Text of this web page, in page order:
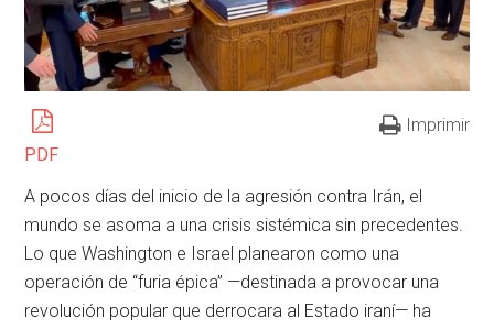
PDF
Imprimir
A pocos días del inicio de la agresión contra Irán, el
mundo se asoma a una crisis sistémica sin precedentes.
Lo que Washington e Israel planearon como una
operación de “furia épica” —destinada a provocar una
revolución popular que derrocara al Estado iraní— ha